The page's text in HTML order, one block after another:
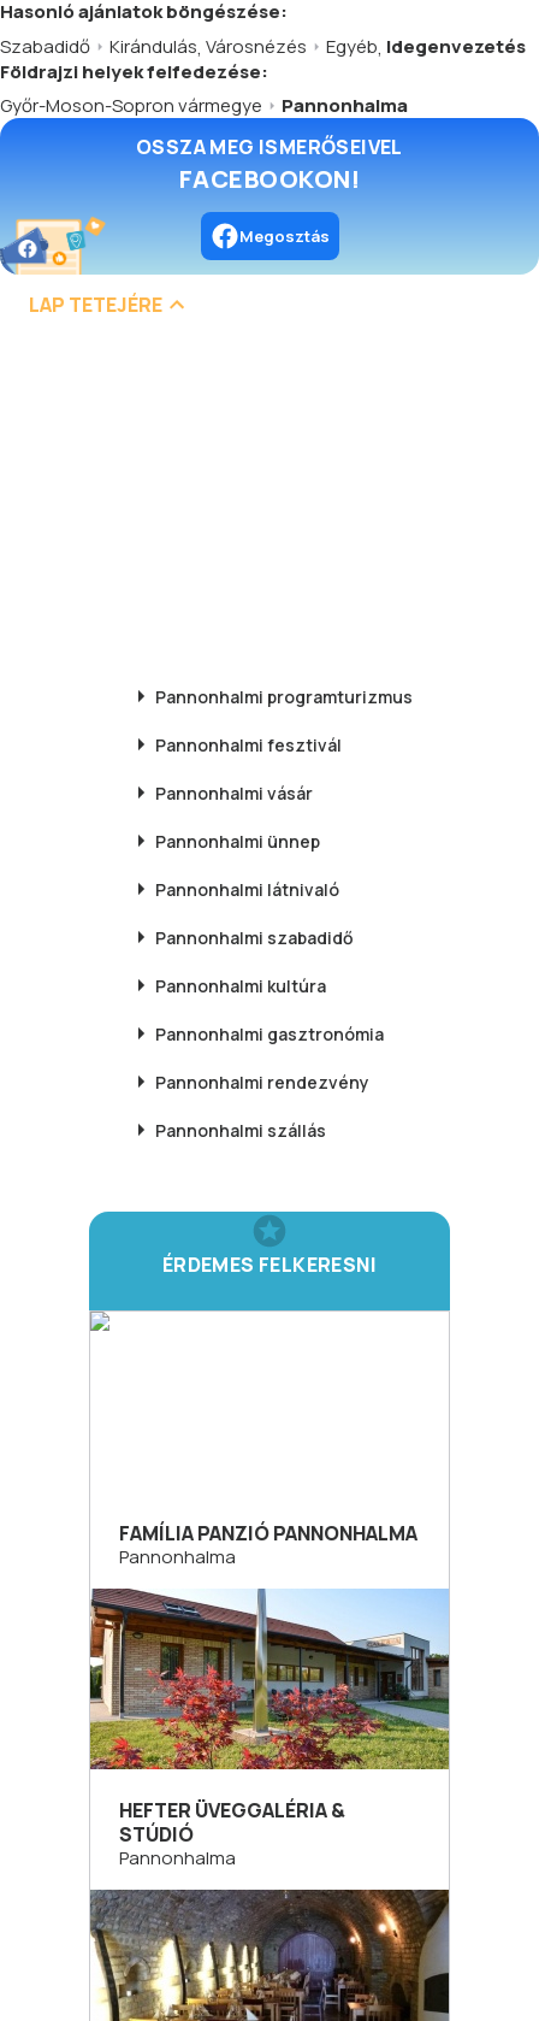
Hasonlóajánlatokböngészése:
Szabadidő
Kirándulás, Városnézés Egyéb, Idegenvezetés
Földrajzi helyek felfedezése:
Győr-Moson-Sopron vármegye
Pannonhalma
OSSZA MEG ISMERŐSEIVEL
FACEBOOKON!
Megosztás
LAP TETEJÉRE
Pannonhalmi programturizmus
Pannonhalmi fesztivál
Pannonhalmi vásár
Pannonhalmi ünnep
Pannonhalmi látnivaló
Pannonhalmi szabadidő
Pannonhalmi kultúra
Pannonhalmi gasztronómia
Pannonhalmi rendezvény
Pannonhalmi szállás
ÉRDEMES FELKERESNI
FAMÍLIA PANZIÓ PANNONHALMA
Pannonhalma
HEFTER ÜVEGGALÉRIA &
STÚDIÓ
Pannonhalma